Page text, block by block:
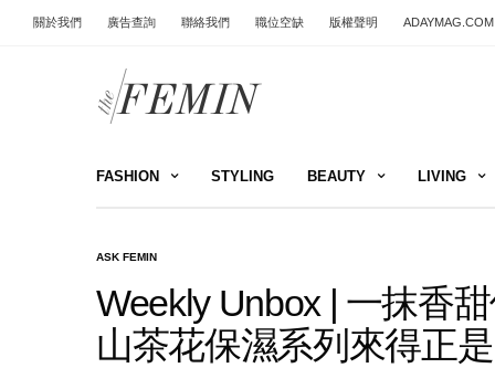
關於我們 廣告查詢 聯絡我們 職位空缺 版權聲明 ADAYMAG.COM
FASHION STYLING BEAUTY LIVING
ASK FEMIN
Weekly Unbox | 一抹香
山茶花保濕系列來得正